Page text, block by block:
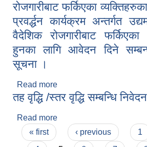
रोजगारीबाट फर्किएका
प्रवर्द्धन कार्यक्रम अन्तर्गत
वैदेशिक रोजगारीबाट
हुनका लागि आवेदन दिने
सूचना ।
Read more
रोजगारीबाट फर्किएका
दिने सम्बन्धी जारी गरिएको
तह वृद्धि /स्तर वृद्धि सम्बन्धि
Read more
Pages
« first ‹ previous 1